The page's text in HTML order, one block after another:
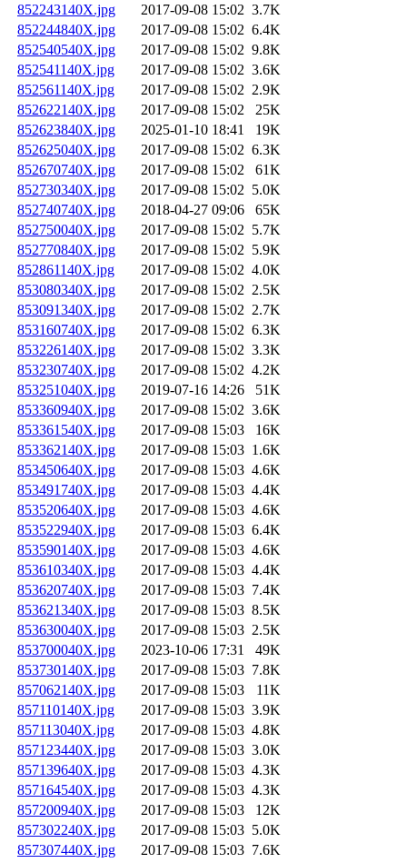
852243140X.jpg
2017-09-08 15:02 3.7K
852244840X.jpg
2017-09-08 15:02 6.4K
852540540X.jpg
2017-09-08 15:02 9.8K
852541140X.jpg
2017-09-08 15:02 3.6K
852561140X.jpg
2017-09-08 15:02 2.9K
852622140X.jpg
2017-09-08 15:02
25K
852623840X.jpg
2025-01-10 18:41
19K
852625040X.jpg
2017-09-08 15:02 6.3K
852670740X.jpg
2017-09-08 15:02
61K
852730340X.jpg
2017-09-08 15:02 5.0K
852740740X.jpg
2018-04-27 09:06
65K
852750040X.jpg
2017-09-08 15:02 5.7K
852770840X.jpg
2017-09-08 15:02 5.9K
852861140X.jpg
2017-09-08 15:02 4.0K
853080340X.jpg
2017-09-08 15:02 2.5K
853091340X.jpg
2017-09-08 15:02 2.7K
853160740X.jpg
2017-09-08 15:02 6.3K
853226140X.jpg
2017-09-08 15:02 3.3K
853230740X.jpg
2017-09-08 15:02 4.2K
853251040X.jpg
2019-07-16 14:26
51K
853360940X.jpg
2017-09-08 15:02 3.6K
853361540X.jpg
2017-09-08 15:03
16K
853362140X.jpg
2017-09-08 15:03 1.6K
853450640X.jpg
2017-09-08 15:03 4.6K
853491740X.jpg
2017-09-08 15:03 4.4K
853520640X.jpg
2017-09-08 15:03 4.6K
853522940X.jpg
2017-09-08 15:03 6.4K
853590140X.jpg
2017-09-08 15:03 4.6K
853610340X.jpg
2017-09-08 15:03 4.4K
853620740X.jpg
2017-09-08 15:03 7.4K
853621340X.jpg
2017-09-08 15:03 8.5K
853630040X.jpg
2017-09-08 15:03 2.5K
853700040X.jpg
2023-10-06 17:31
49K
853730140X.jpg
2017-09-08 15:03 7.8K
857062140X.jpg
2017-09-08 15:03
11K
857110140X.jpg
2017-09-08 15:03 3.9K
857113040X.jpg
2017-09-08 15:03 4.8K
857123440X.jpg
2017-09-08 15:03 3.0K
857139640X.jpg
2017-09-08 15:03 4.3K
857164540X.jpg
2017-09-08 15:03 4.3K
857200940X.jpg
2017-09-08 15:03
12K
857302240X.jpg
2017-09-08 15:03 5.0K
857307440X.jpg
2017-09-08 15:03 7.6K